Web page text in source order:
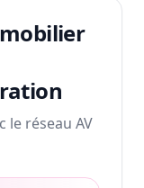
le réseau AV